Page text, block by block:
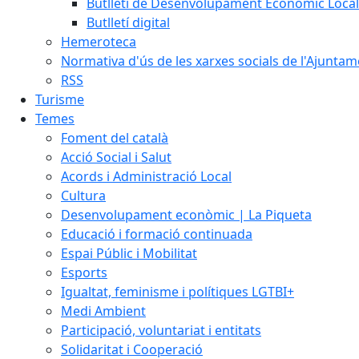
Butlletí digital
Hemeroteca
Normativa d'ús de les xarxes socials de
RSS
Turisme
Temes
Foment del català
Acció Social i Salut
Acords i Administració Local
Cultura
Desenvolupament econòmic | La Piqueta
Educació i formació continuada
Espai Públic i Mobilitat
Esports
Igualtat, feminisme i polítiques LGTBI+
Medi Ambient
Participació, voluntariat i entitats
Solidaritat i Cooperació